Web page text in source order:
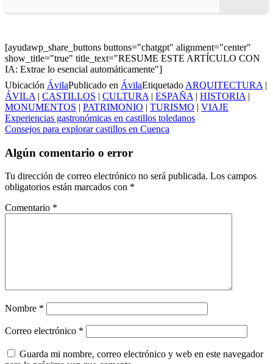
[ayudawp_share_buttons buttons="chatgpt" alignment="center"
show_title="true" title_text="RESUME ESTE ARTÍCULO CON
IA: Extrae lo esencial automáticamente"]
Ubicación ÁvilaPublicado en ÁvilaEtiquetado ARQUITECTURA |
ÁVILA | CASTILLOS | CULTURA | ESPAÑA | HISTORIA |
MONUMENTOS | PATRIMONIO | TURISMO | VIAJE
Navegación
de
entradas
Experiencias gastronómicas en castillos toledanos
Consejos para explorar castillos en Cuenca
Algún comentario o error
Tu dirección de correo electrónico no será publicada. Los campos
obligatorios están marcados con *
Comentario *
Nombre *
Correo electrónico *
Guarda mi nombre, correo electrónico y web en este navegador